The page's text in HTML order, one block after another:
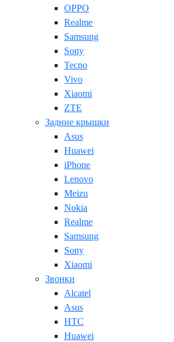
OPPO
Realme
Samsung
Sony
Tecno
Vivo
Xiaomi
ZTE
Задние крышки
Asus
Huawei
iPhone
Lenovo
Meizu
Nokia
Realme
Samsung
Sony
Xiaomi
Звонки
Alcatel
Asus
HTC
Huawei